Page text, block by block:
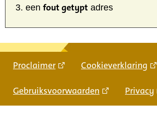
een fout getypt adres
Proclaimer Cookieverklaring
Gebruiksvoorwaarden Privacy